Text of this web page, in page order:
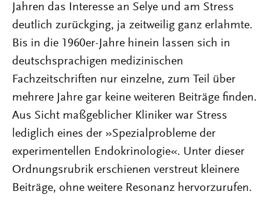
Jahren das Interesse an Selye und am Stress
deutlich zurückging, ja zeitweilig ganz erlahmte.
Bis in die 1960er-Jahre hinein lassen sich in
deutschsprachigen medizinischen
Fachzeitschriften nur einzelne, zum Teil über
mehrere Jahre gar keine weiteren Beiträge finden.
Aus Sicht maßgeblicher Kliniker war Stress
lediglich eines der »Spezialprobleme der
experimentellen Endokrinologie«. Unter dieser
Ordnungsrubrik erschienen verstreut kleinere
Beiträge, ohne weitere Resonanz hervorzurufen.